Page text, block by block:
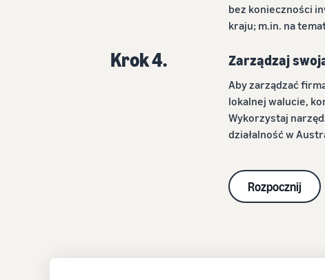
bez konieczności
kraju; m.in. na
Krok 4. Zarządzaj
Aby zarządzać
lokalnej walucie,
Wykorzystaj
działalność w
Rozpocznij